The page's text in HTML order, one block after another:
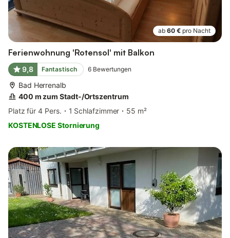
ab 60 € pro Nacht
Ferienwohnung 'Rotensol' mit Balkon
9,8 Fantastisch 6 Bewertungen
Bad Herrenalb
400 m zum Stadt-/Ortszentrum
Platz für 4 Pers.
1 Schlafzimmer
55 m²
KOSTENLOSE Stornierung